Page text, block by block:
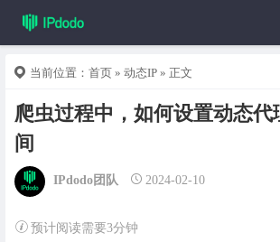
当前位置： 首页 » 动态IP » 正文
爬虫过程中，如何设置动态代
间
IPdodo团队 2024-02-10
预计阅读需要3分钟